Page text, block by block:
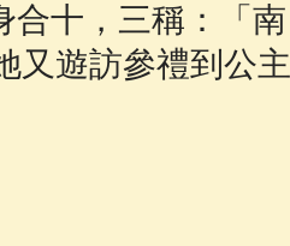
合十，三稱：「南
又遊訪參禮到公主